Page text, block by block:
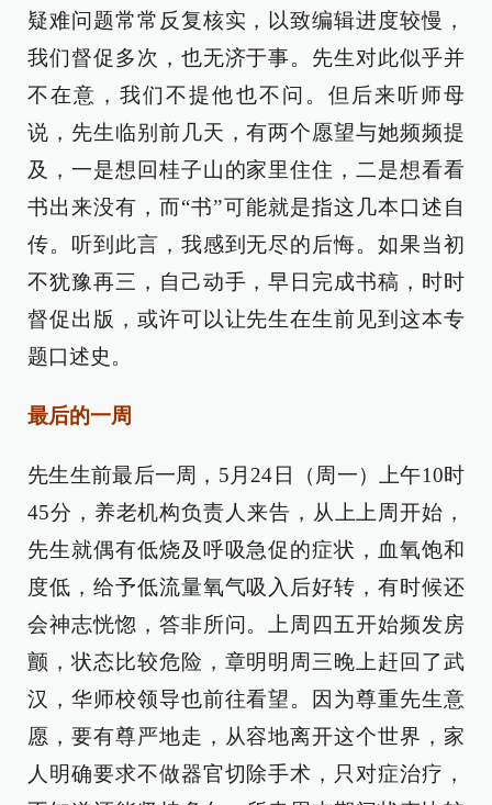
疑难问题常常反复核实，以致编辑进度较慢，
我们督促多次，也无济于事。先生对此似乎并
不在意，我们不提他也不问。但后来听师母
说，先生临别前几天，有两个愿望与她频频提
及，一是想回桂子山的家里住住，二是想看看
书出来没有，而“书”可能就是指这几本口述自
传。听到此言，我感到无尽的后悔。如果当初
不犹豫再三，自己动手，早日完成书稿，时时
督促出版，或许可以让先生在生前见到这本专
题口述史。
最后的一周
先生生前最后一周，5月24日（周一）上午10时
45分，养老机构负责人来告，从上上周开始，
先生就偶有低烧及呼吸急促的症状，血氧饱和
度低，给予低流量氧气吸入后好转，有时候还
会神志恍惚，答非所问。上周四五开始频发房
颤，状态比较危险，章明明周三晚上赶回了武
汉，华师校领导也前往看望。因为尊重先生意
愿，要有尊严地走，从容地离开这个世界，家
人明确要求不做器官切除手术，只对症治疗，